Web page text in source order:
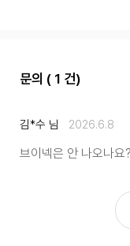
문의 ( 1 건)
김*수 님 2026.6.8